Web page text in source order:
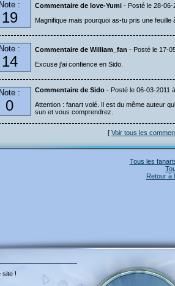
Note :
19
Commentaire de love-Yumi - Posté le 28-06-
Magnifique mais pourquoi as-tu pris une feuille
Note :
14
Commentaire de William_fan - Posté le 17-
Excuse j'ai confience en Sido.
Note :
0
Commentaire de Sido - Posté le 06-03-2011
Attention : fanart volé. Il est du même auteur
sun et vous comprendrez.
[ Voir tous les
Tous les
Retour à
site !